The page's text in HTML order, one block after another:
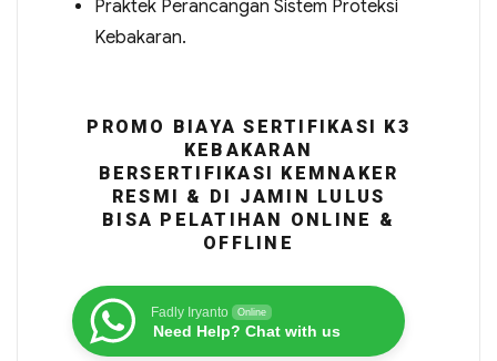
Praktek Perancangan Sistem Proteksi
Kebakaran.
PROMO BIAYA SERTIFIKASI K3
KEBAKARAN
BERSERTIFIKASI KEMNAKER
RESMI & DI JAMIN LULUS
BISA PELATIHAN ONLINE &
OFFLINE
Fadly Iryanto Online
Need Help? Chat with us